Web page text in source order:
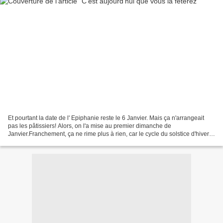
Et pourtant la date de l' Epiphanie reste le 6 Janvier. Mais ça n'arrangeait
pas les pâtissiers! Alors, on l'a mise au premier dimanche de
Janvier.Franchement, ça ne rime plus à rien, car le cycle du solstice d'hiver